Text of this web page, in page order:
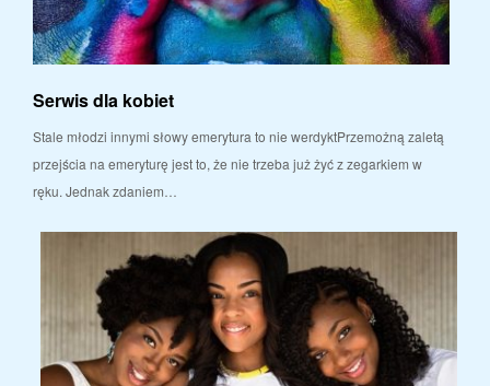
Serwis dla kobiet
Stale młodzi innymi słowy emerytura to nie werdyktPrzemożną zaletą
przejścia na emeryturę jest to, że nie trzeba już żyć z zegarkiem w
ręku. Jednak zdaniem…